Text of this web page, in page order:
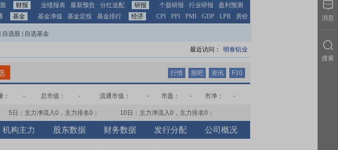
财报 业绩报表 最新预告 分红送配 研报 个股研报 行业研报
盈利预测
基金 基金净值 基金定投 基金排行 经济 CPI PPI PMI GDP LPR 房价
自选股 自选基金
最近访问： 明泰铝业
行情 股吧 资讯 F10
： - 总市值： - 流通市值： - 市盈： - 市净： -
5日：主力净流入0 ，主力排名0 ； 10日：主力净流入0 ，主力排名0 ；
机构主力 股东数据 财务数据 发行分配 公司概况
消息
搜索